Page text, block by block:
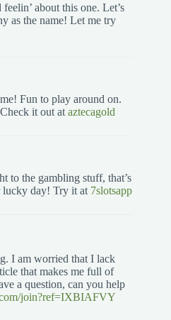
about this one. Let’s
as the name! Let me try
Fun to play around on.
it out at aztecagold
to the gambling stuff, that’s
day! Try it at 7slotsapp
I am worried that I lack
that makes me full of
a question, can you help
join?ref=IXBIAFVY